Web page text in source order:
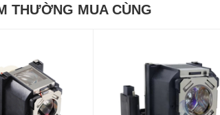
THƯỜNG MUA CÙNG